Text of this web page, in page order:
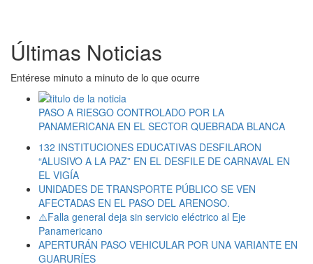
Últimas Noticias
Entérese minuto a minuto de lo que ocurre
PASO A RIESGO CONTROLADO POR LA
PANAMERICANA EN EL SECTOR QUEBRADA BLANCA
132 INSTITUCIONES EDUCATIVAS DESFILARON
“ALUSIVO A LA PAZ” EN EL DESFILE DE CARNAVAL EN
EL VIGÍA
UNIDADES DE TRANSPORTE PÚBLICO SE VEN
AFECTADAS EN EL PASO DEL ARENOSO.
⚠️Falla general deja sin servicio eléctrico al Eje
Panamericano
APERTURÁN PASO VEHICULAR POR UNA VARIANTE EN
GUARURÍES